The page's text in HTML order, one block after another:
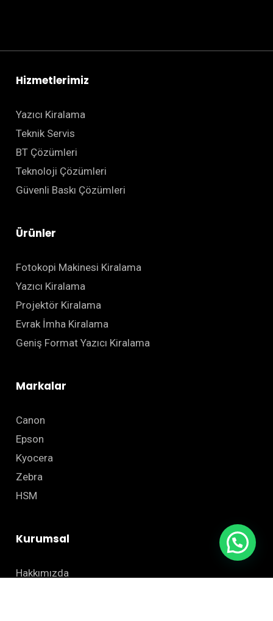
Hizmetlerimiz
Yazıcı Kiralama
Teknik Servis
BT Çözümleri
Teknoloji Çözümleri
Güvenli Baskı Çözümleri
Ürünler
Fotokopi Makinesi Kiralama
Yazıcı Kiralama
Projektör Kiralama
Evrak İmha Kiralama
Geniş Format Yazıcı Kiralama
Markalar
Canon
Epson
Kyocera
Zebra
HSM
Kurumsal
Hakkımızda